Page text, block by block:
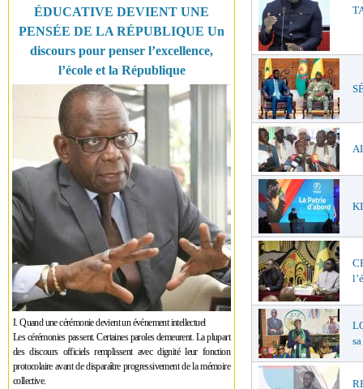
ÉDUCATIVE DEVIENT UNE
PENSÉE DE LA RÉPUBLIQUE Un
discours pour penser l’excellence,
l’école et la République
I. Quand une cérémonie devient un événement intellectuel
Les cérémonies passent. Certaines paroles demeurent. La plupart
des discours officiels remplissent avec dignité leur fonction
protocolaire avant de disparaître progressivement de la mémoire
collective.